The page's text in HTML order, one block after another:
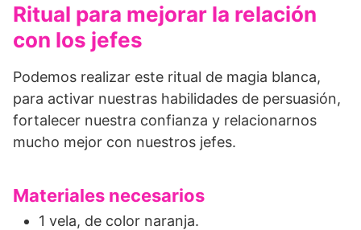
Ritual para mejorar la relación
con los jefes
Podemos realizar este ritual de magia blanca,
para activar nuestras habilidades de persuasión,
fortalecer nuestra confianza y relacionarnos
mucho mejor con nuestros jefes.
Materiales necesarios
1 vela, de color naranja.